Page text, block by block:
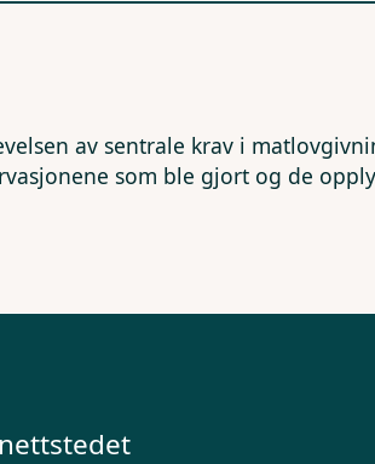
av sentrale krav i
som ble gjort og de